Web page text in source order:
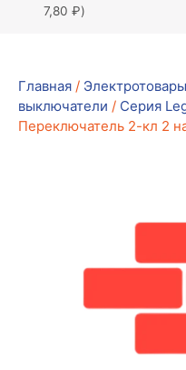
7,80 ₽)
Главная / Электротовары
выключатели / Серия
Переключатель 2-кл 2